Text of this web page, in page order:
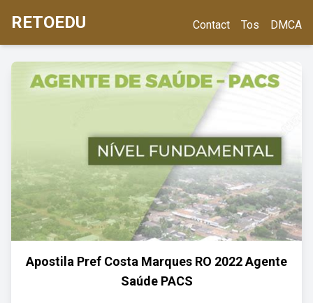
RETOEDU Contact Tos DMCA
Apostila Pref Costa Marques RO 2022 Agente
Saúde PACS